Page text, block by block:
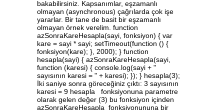
bakabilirsiniz. Kapsanımlar, eşzamanlı
olmayan (asynchronous) çağrılarda çok işe
yararlar. Bir tane de basit bir eşzamanlı
olmayan örnek verelim. function
azSonraKareHesapla(sayi, fonksiyon) { var
kare = sayi * sayi; setTimeout(function () {
fonksiyon(kare); }, 2000); } function
hesapla(sayi) { azSonraKareHesapla(sayi,
function (karesi) { console.log(sayi + "
sayısının karesi = " + karesi); }); } hesapla(3);
İki saniye sonra göreceğiniz çıktı: 3 sayısının
karesi = 9 hesapla fonksiyonuna parametre
olarak gelen değer (3) bu fonksiyon içinden
azSonraKareHesapla fonksiyonununa bir